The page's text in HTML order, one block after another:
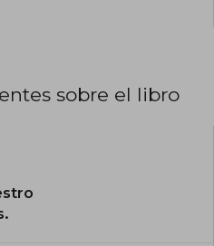
sobre el libro